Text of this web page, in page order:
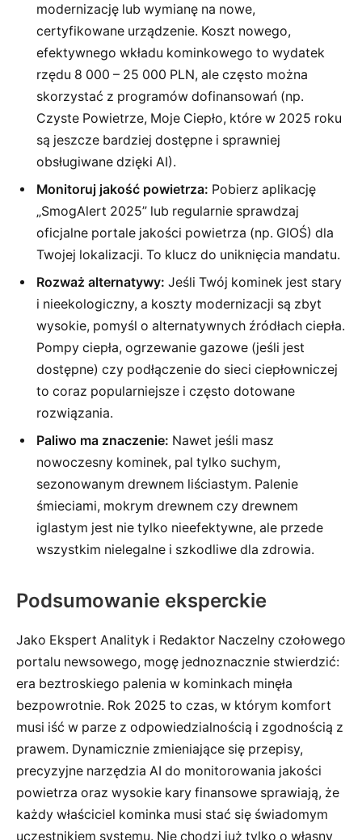
modernizację lub wymianę na nowe,
certyfikowane urządzenie. Koszt nowego,
efektywnego wkładu kominkowego to wydatek
rzędu 8 000 – 25 000 PLN, ale często można
skorzystać z programów dofinansowań (np.
Czyste Powietrze, Moje Ciepło, które w 2025 roku
są jeszcze bardziej dostępne i sprawniej
obsługiwane dzięki AI).
Monitoruj jakość powietrza: Pobierz aplikację
„SmogAlert 2025” lub regularnie sprawdzaj
oficjalne portale jakości powietrza (np. GIOŚ) dla
Twojej lokalizacji. To klucz do uniknięcia mandatu.
Rozważ alternatywy: Jeśli Twój kominek jest stary
i nieekologiczny, a koszty modernizacji są zbyt
wysokie, pomyśl o alternatywnych źródłach ciepła.
Pompy ciepła, ogrzewanie gazowe (jeśli jest
dostępne) czy podłączenie do sieci ciepłowniczej
to coraz popularniejsze i często dotowane
rozwiązania.
Paliwo ma znaczenie: Nawet jeśli masz
nowoczesny kominek, pal tylko suchym,
sezonowanym drewnem liściastym. Palenie
śmieciami, mokrym drewnem czy drewnem
iglastym jest nie tylko nieefektywne, ale przede
wszystkim nielegalne i szkodliwe dla zdrowia.
Podsumowanie eksperckie
Jako Ekspert Analityk i Redaktor Naczelny czołowego
portalu newsowego, mogę jednoznacznie stwierdzić:
era beztroskiego palenia w kominkach minęła
bezpowrotnie. Rok 2025 to czas, w którym komfort
musi iść w parze z odpowiedzialnością i zgodnością z
prawem. Dynamicznie zmieniające się przepisy,
precyzyjne narzędzia AI do monitorowania jakości
powietrza oraz wysokie kary finansowe sprawiają, że
każdy właściciel kominka musi stać się świadomym
uczestnikiem systemu. Nie chodzi już tylko o własny